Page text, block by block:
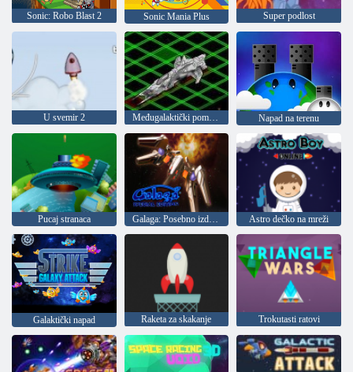
Sonic: Robo Blast 2 Sonic Mania Plus Super podlost
U svemir 2 Međugalaktički pomorske bitke Napad na terenu
Pucaj stranaca Galaga: Posebno izdanje Astro dečko na mreži
Galaktički napad Raketa za skakanje Trokutasti ratovi